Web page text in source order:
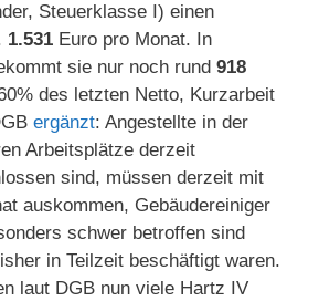
Steuerklasse I) einen
1.531 Euro pro Monat. In
sie nur noch rund 918
des letzten Netto, Kurzarbeit
ergänzt: Angestellte in der
Arbeitsplätze derzeit
sind, müssen derzeit mit
auskommen, Gebäudereiniger
schwer betroffen sind
in Teilzeit beschäftigt waren.
laut DGB nun viele Hartz IV